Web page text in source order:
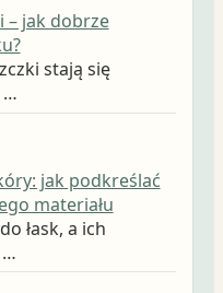
– jak dobrze
stają się
…
jak podkreślać
materiału
łask, a ich
…